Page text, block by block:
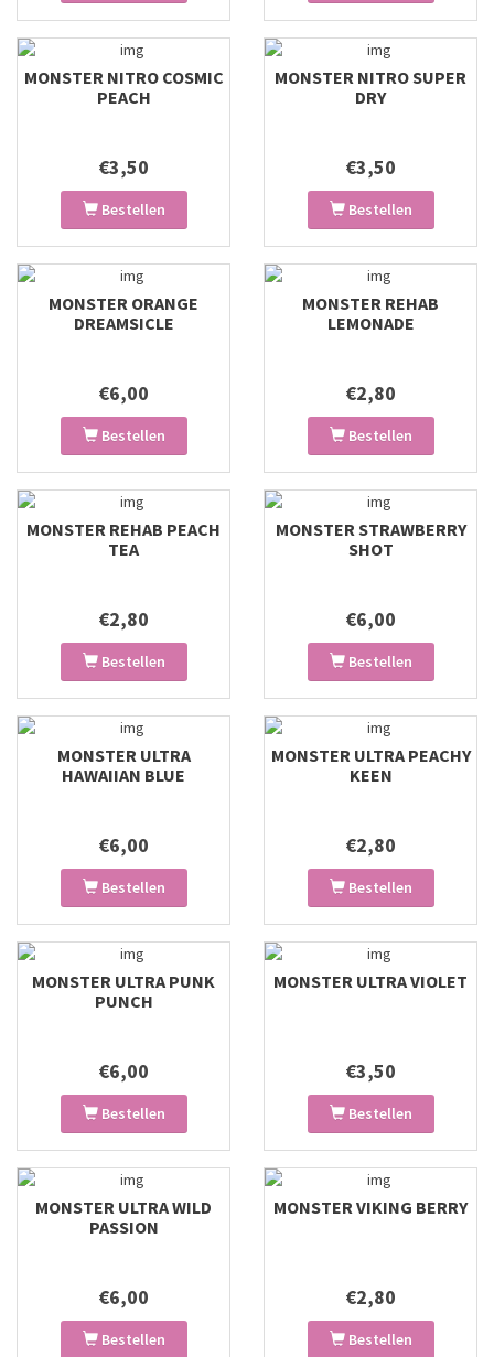
MONSTER NITRO COSMIC
PEACH
€3,50
Bestellen
MONSTER NITRO SUPER
DRY
€3,50
Bestellen
MONSTER ORANGE
DREAMSICLE
€6,00
Bestellen
MONSTER REHAB
LEMONADE
€2,80
Bestellen
MONSTER REHAB PEACH
TEA
€2,80
Bestellen
MONSTER STRAWBERRY
SHOT
€6,00
Bestellen
MONSTER ULTRA
HAWAIIAN BLUE
€6,00
Bestellen
MONSTER ULTRA PEACHY
KEEN
€2,80
Bestellen
MONSTER ULTRA PUNK
PUNCH
€6,00
Bestellen
MONSTER ULTRA VIOLET
€3,50
Bestellen
MONSTER ULTRA WILD
PASSION
€6,00
Bestellen
MONSTER VIKING BERRY
€2,80
Bestellen